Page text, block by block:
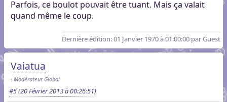
Parfois, ce boulot pouvait être tuant. Mais ça valait
quand même le coup.
Dernière édition: 01 Janvier 1970 à 01:00:00 par Guest
Vaiatua
Modérateur Global
#5(20 Février 2013 à 00:26:51)